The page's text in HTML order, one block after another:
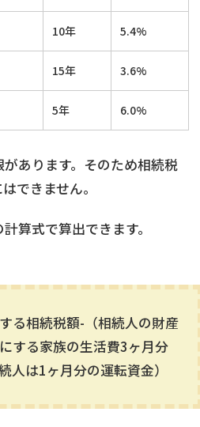
10年 5.4%
15年 3.6%
5年 6.0%
あります。そのため相続税
できません。
算式で算出できます。
る相続税額-（相続人の財産
する家族の生活費3ヶ月分
人は1ヶ月分の運転資金）